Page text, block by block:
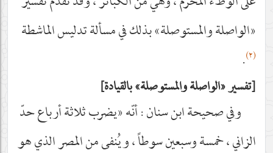
«الواصلة والمستوصلة» بذلك في مسألة تدليس الماشطة
(٢) .
تفسير «الواصلة والمستوصلة» بالقيادة
وفي صحيحة ابن سنان : أنّه «يضرب ثلاثة أرباع حدّ
الزاني ، خمسة وسبعين سوطاً ، ويُنفى من المصر الذي هو